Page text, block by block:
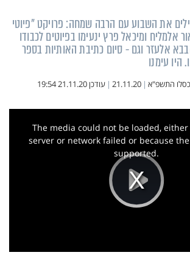
מתחילים את השבוע עם הרבה שמחה: פרויקט "פיוטי
אלמליח ומיכאל פרץ ינעימו בפיוטים לכבודו
אלעזר וגם - סיום כתיבת האותיות בספר
היו עימנו
התשפ"א |
21.11.20
| עודכן21.11.20 19:54
Play
This
The media could not be loaded,
server or network failed or because
supported.